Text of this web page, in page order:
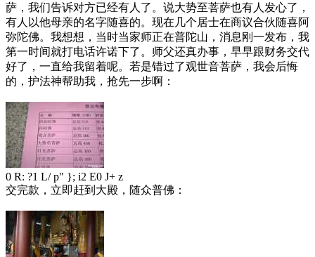
萨，我们告诉对方已经有人了。说大势至菩萨也有人发心了，
有人以他母亲的名字随喜的。现在几个居士在商议合伙随喜阿
弥陀佛。我想想，当时当家师正在普陀山，消息刚一发布，我
第一时间就打电话许诺下了。师父还真办事，早早跟财务交代
好了，一直给我留着呢。若是错过了观世音菩萨，我会后悔
的，护法神帮助我，抢先一步啊：
0 R: ?1 L/ p" }; i2 E0 J+ z
交完款，立即赶到大殿，随众普佛：